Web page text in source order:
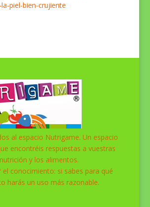
piel-bien-crujiente
al espacio Nutrigame. Un espacio
encontréis respuestas a vuestras
y los alimentos.
el conocimiento: si sabes para qué
harás un uso más razonable.